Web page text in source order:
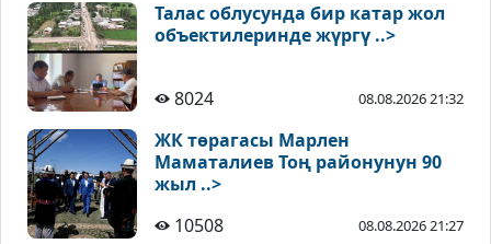
Талас облусунда бир катар жол
объектилеринде жүргү ..>
8024 08.08.2026 21:32
ЖК төрагасы Марлен
Маматалиев Тоң районунун 90
жыл ..>
10508
08.08.2026 21:27